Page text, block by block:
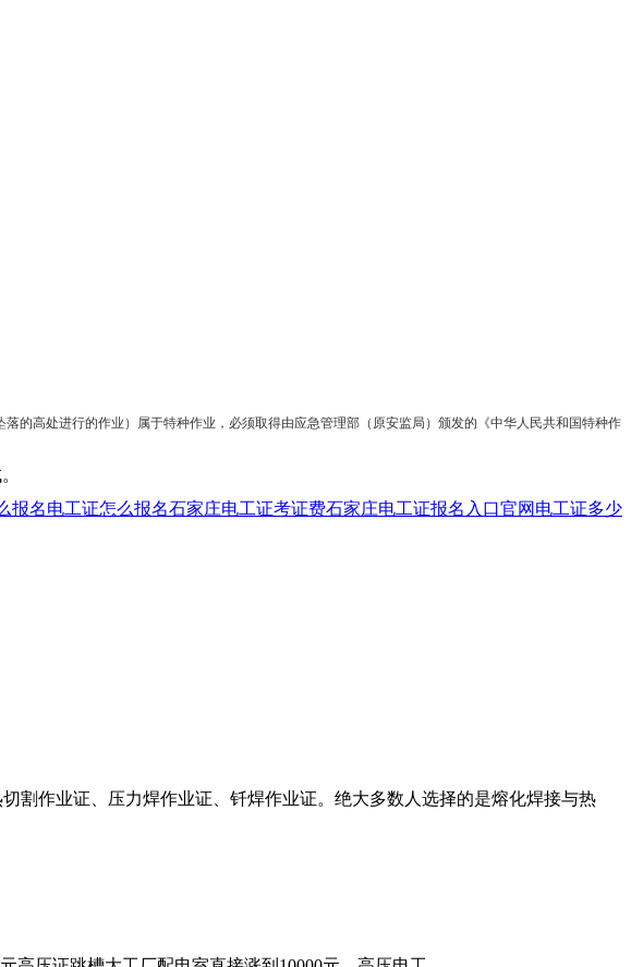
的高处进行的作业）属于特种作业，必须取得由‌应急管理部‌（原安监局）颁发的《‌中华人民共和国特种作
报名电工证怎么报名石家庄电工证考证费石家庄电工证报名入口官网 电工证多少
作业证、压力焊作业证、钎焊作业证。绝大多数人选择的是熔化焊接与热